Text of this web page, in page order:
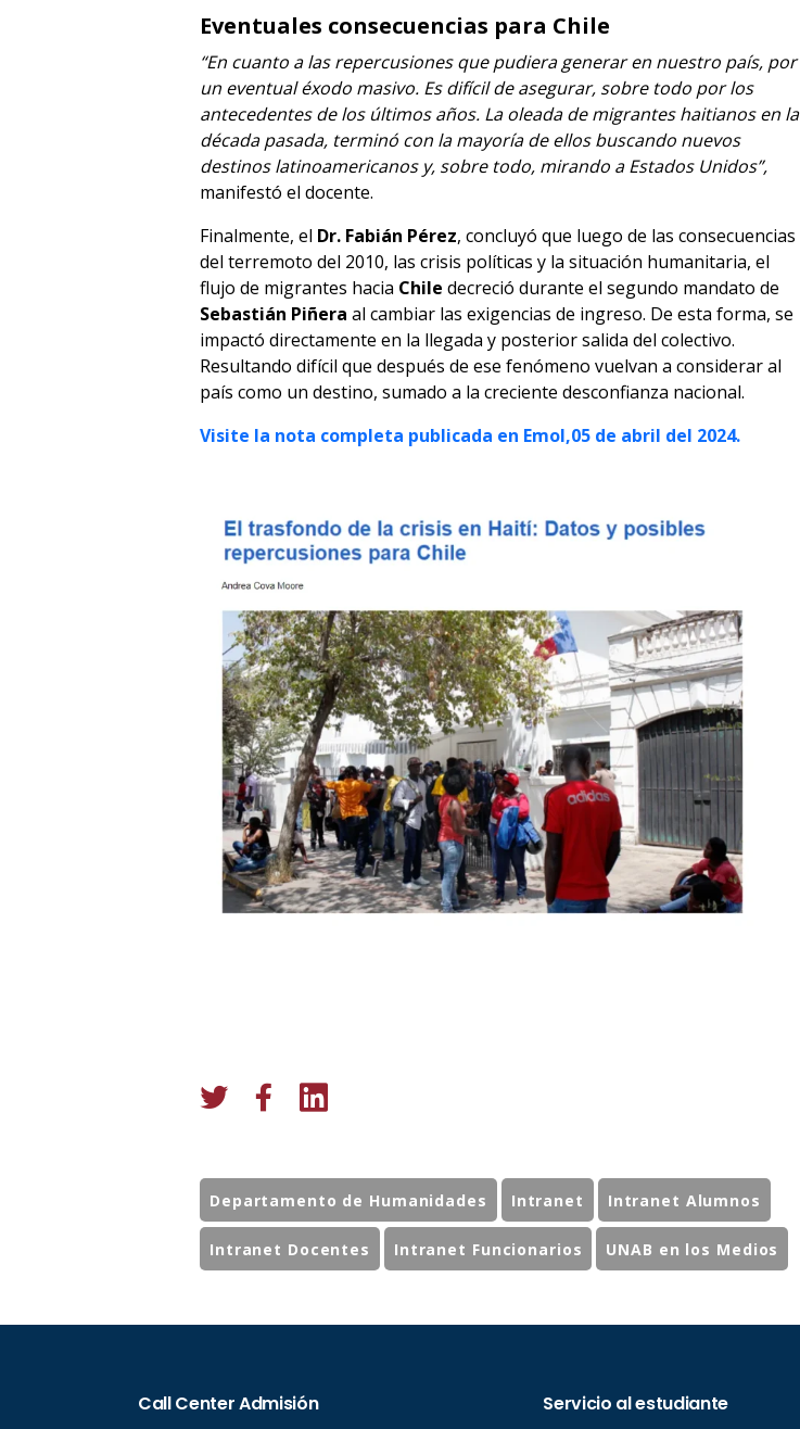
Eventuales consecuencias para Chile
“En cuanto a las repercusiones que pudiera generar en nuestro país, por
un eventual éxodo masivo. Es difícil de asegurar, sobre todo por los
antecedentes de los últimos años. La oleada de migrantes haitianos en la
década pasada, terminó con la mayoría de ellos buscando nuevos
destinos latinoamericanos y, sobre todo, mirando a Estados Unidos”,
manifestó el docente.
Finalmente, el Dr. Fabián Pérez, concluyó que luego de las consecuencias
del terremoto del 2010, las crisis políticas y la situación humanitaria, el
flujo de migrantes hacia Chile decreció durante el segundo mandato de
Sebastián Piñera al cambiar las exigencias de ingreso. De esta forma, se
impactó directamente en la llegada y posterior salida del colectivo.
Resultando difícil que después de ese fenómeno vuelvan a considerar al
país como un destino, sumado a la creciente desconfianza nacional.
Visite la nota completa publicada en Emol,05 de abril del 2024.
Departamento de Humanidades Intranet Intranet Alumnos
Intranet Docentes Intranet Funcionarios UNAB en los Medios